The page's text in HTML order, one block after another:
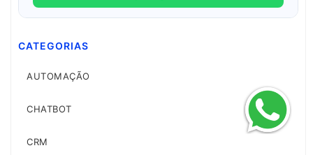
CATEGORIAS
AUTOMAÇÃO
CHATBOT
CRM